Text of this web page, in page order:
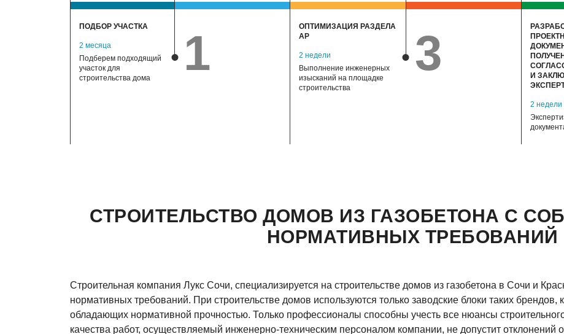
ПОДБОР УЧАСТКА
2 месяца
Подберем подходящий
участок для
строительства дома
1
ОПТИМИЗАЦИЯ РАЗДЕЛА
АР
2 недели
Выполнение инженерных
изысканий на площадке
строительства
3
И
2 недели
СТРОИТЕЛЬСТВО ДОМОВ ИЗ ГАЗОБЕТОНА С
НОРМАТИВНЫХ ТРЕБОВАНИЙ
Строительная компания Лукс Сочи, специализируется на строительстве домов из газобетона в Сочи и
нормативных требований. При строительстве домов используются только заводские блоки таких брендов,
обладающих нормативной прочностью. Только профессионалы способны учесть все нюансы
качества работ, осуществляемый инженерно-техническим персоналом компании, не допустит отклонений